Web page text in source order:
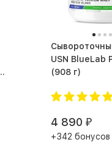
USN BlueLab
(908 г)
4 890 ₽
+342 бонусов